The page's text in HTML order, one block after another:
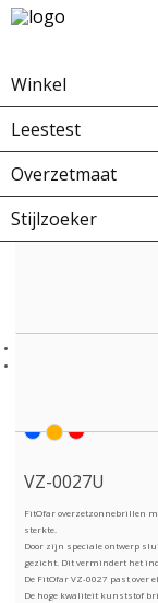
Winkel
Leestest
Overzetmaat
Stijlzoeker
Home Winkel
VZ-0027U
FitOfar overzetzonnebrillen
sterkte.
Door zijn speciale ontwerp
gezicht. Dit vermindert het
De FitOfar VZ-0027 past over
De hoge kwaliteit kunststof